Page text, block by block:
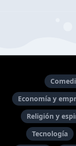
Economía y
Religión y
Tecnología